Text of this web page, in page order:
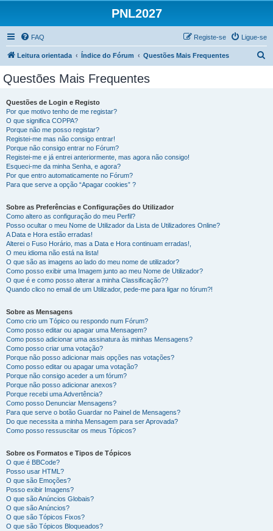
PNL2027
FAQ Ligue-se
Registe-se
Leitura orientada Índice do Fórum Questões Mais Frequentes
Questões Mais Frequentes
Questões de Login e Registo
Por que motivo tenho de me registar?
O que significa COPPA?
Porque não me posso registar?
Registei-me mas não consigo entrar!
Porque não consigo entrar no Fórum?
Registei-me e já entrei anteriormente, mas agora não consigo!
Esqueci-me da minha Senha, e agora?
Por que entro automaticamente no Fórum?
Para que serve a opção “Apagar cookies” ?
Sobre as Preferências e Configurações do Utilizador
Como altero as configuração do meu Perfil?
Posso ocultar o meu Nome de Utilizador da Lista de Utilizadores Online?
A Data e Hora estão erradas!
Alterei o Fuso Horário, mas a Data e Hora continuam erradas!,
O meu idioma não está na lista!
O que são as imagens ao lado do meu nome de utilizador?
Como posso exibir uma Imagem junto ao meu Nome de Utilizador?
O que é e como posso alterar a minha Classificação??
Quando clico no email de um Utilizador, pede-me para ligar no fórum?!
Sobre as Mensagens
Como crio um Tópico ou respondo num Fórum?
Como posso editar ou apagar uma Mensagem?
Como posso adicionar uma assinatura às minhas Mensagens?
Como posso criar uma votação?
Porque não posso adicionar mais opções nas votações?
Como posso editar ou apagar uma votação?
Porque não consigo aceder a um fórum?
Porque não posso adicionar anexos?
Porque recebi uma Advertência?
Como posso Denunciar Mensagens?
Para que serve o botão Guardar no Painel de Mensagens?
Do que necessita a minha Mensagem para ser Aprovada?
Como posso ressuscitar os meus Tópicos?
Sobre os Formatos e Tipos de Tópicos
O que é BBCode?
Posso usar HTML?
O que são Emoções?
Posso exibir Imagens?
O que são Anúncios Globais?
O que são Anúncios?
O que são Tópicos Fixos?
O que são Tópicos Bloqueados?